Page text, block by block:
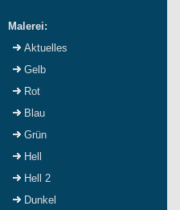
Malerei:
Aktuelles
Gelb
Rot
Blau
Grün
Hell
Hell 2
Dunkel